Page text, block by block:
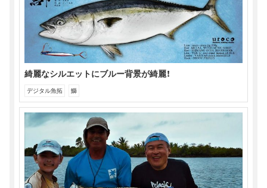
綺麗なシルエットにブルー背景が綺麗！
デジタル魚拓 鰤